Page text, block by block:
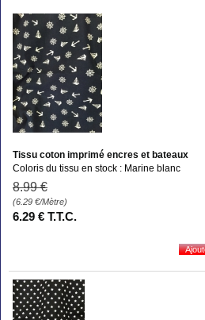
Tissu coton imprimé encres et bateaux
Coloris du tissu en stock : Marine blanc
8.99 €
(6.29 €/Mètre)
6.29 € T.T.C.